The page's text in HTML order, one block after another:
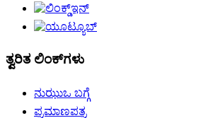
ತ್ವರಿತ ಲಿಂಕ್‌ಗಳು
ನುಝುಒ ಬಗ್ಗೆ
ಪ್ರಮಾಣಪತ್ರ